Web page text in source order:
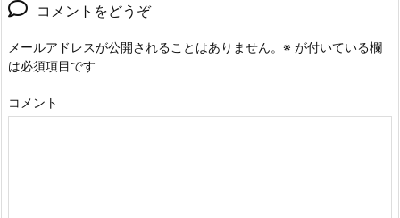
コメントをどうぞ
メールアドレスが公開されることはありません。 ※ が付いている欄
は必須項目です
コメント